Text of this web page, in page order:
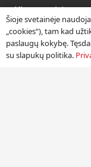
Kitos prekės
Paslaugos
Šioje svetainėje
„cookies“), tam kad
paslaugų kokybę.
su slapukų politika.